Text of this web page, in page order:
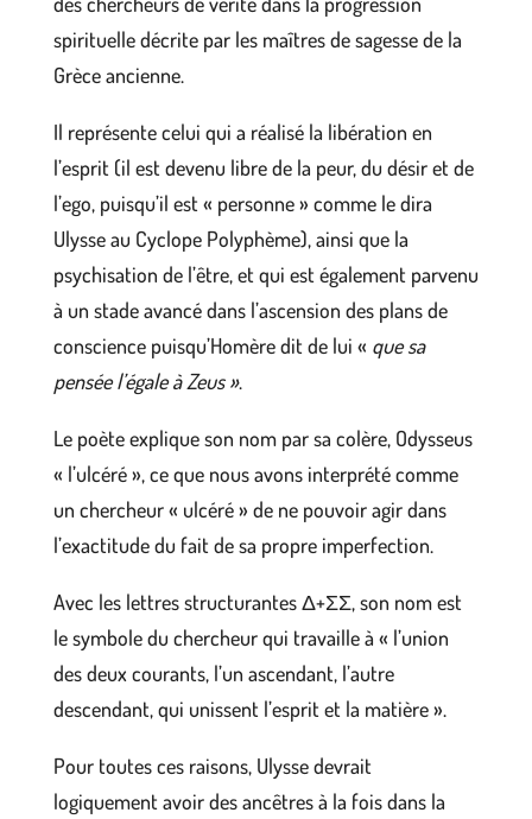
spirituelle décrite par les maîtres de sagesse de la
Grèce ancienne.
Il représente celui qui a réalisé la libération en
l’esprit (il est devenu libre de la peur, du désir et de
l’ego, puisqu’il est « personne » comme le dira
Ulysse au Cyclope Polyphème), ainsi que la
psychisation de l’être, et qui est également parvenu
à un stade avancé dans l’ascension des plans de
conscience puisqu’Homère dit de lui « que sa
pensée l’égale à Zeus ».
Le poète explique son nom par sa colère, Odysseus
« l’ulcéré », ce que nous avons interprété comme
un chercheur « ulcéré » de ne pouvoir agir dans
l’exactitude du fait de sa propre imperfection.
Avec les lettres structurantes Δ+ΣΣ, son nom est
le symbole du chercheur qui travaille à « l’union
des deux courants, l’un ascendant, l’autre
descendant, qui unissent l’esprit et la matière ».
Pour toutes ces raisons, Ulysse devrait
logiquement avoir des ancêtres à la fois dans la